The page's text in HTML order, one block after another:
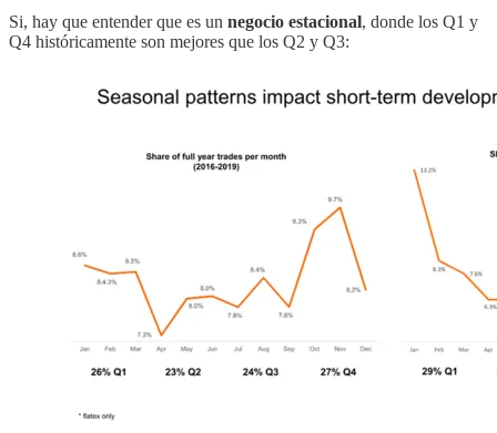
Si, hay que entender que es un negocio estacional, donde los Q1 y
Q4 históricamente son mejores que los Q2 y Q3: